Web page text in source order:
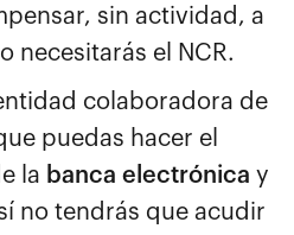
sin actividad, a
necesitarás el NCR.
colaboradora de
puedas hacer el
la banca electrónica y
no tendrás que acudir